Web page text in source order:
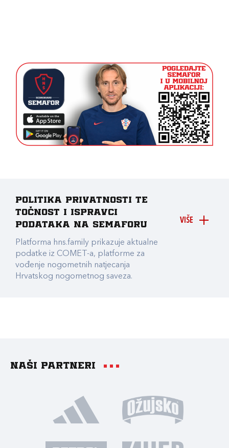
VIŠE
Politika privatnosti te
točnost i ispravci
podataka na Semaforu
Platforma hns.family prikazuje aktualne
podatke iz COMET-a, platforme za
vođenje nogometnih natjecanja
Hrvatskog nogometnog saveza.
Naši partneri